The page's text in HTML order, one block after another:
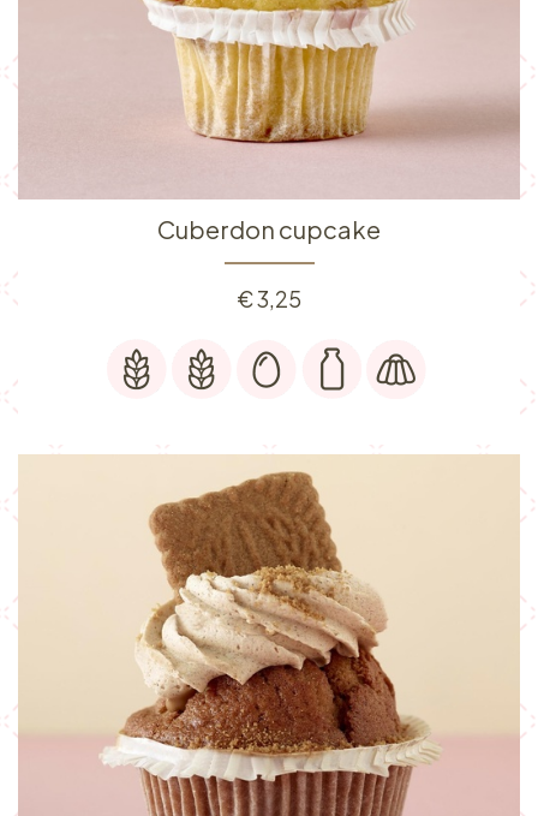
Cuberdon cupcake
€3,25